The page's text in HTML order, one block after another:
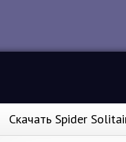
Скачать Spider